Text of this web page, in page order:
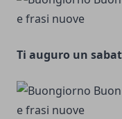
Ti auguro un